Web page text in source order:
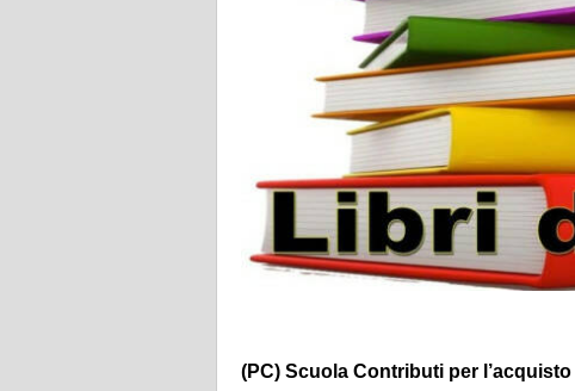
(PC) Scuola Contributi per